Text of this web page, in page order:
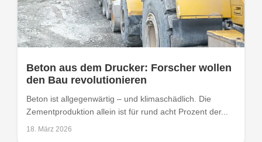
Beton aus dem Drucker: Forscher wollen
den Bau revolutionieren
Beton ist allgegenwärtig – und klimaschädlich. Die
Zementproduktion allein ist für rund acht Prozent der...
18. März 2026